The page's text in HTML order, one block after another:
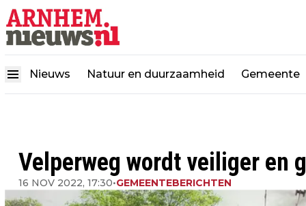
Nieuws Natuur en duurzaamheid Gemeente
Velperweg wordt veiliger en
16 NOV 2022, 17:30•GEMEENTEBERICHTEN